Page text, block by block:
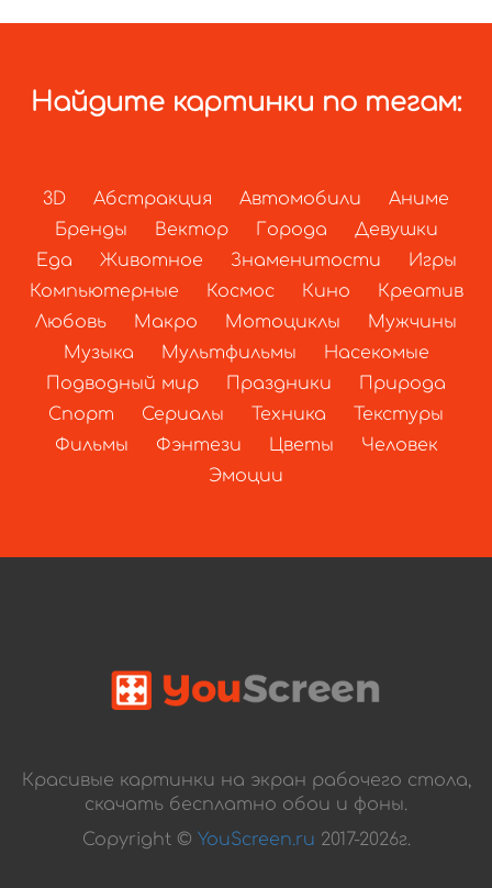
Найдите картинки по тегам:
3D Абстракция Автомобили
Аниме
Бренды
Вектор Города
Девушки
Еда
Животное Знаменитости
Игры
Компьютерные
Космос Кино
Креатив
Любовь
Макро Мотоциклы
Мужчины
Музыка
Мультфильмы
Насекомые
Подводный мир
Праздники
Природа
Спорт
Сериалы Техника
Текстуры
Фильмы
Фэнтези Цветы
Человек
Эмоции
Красивые картинки на экран рабочего стола,
скачать бесплатно обои и фоны.
Copyright © YouScreen.ru 2017-2026г.